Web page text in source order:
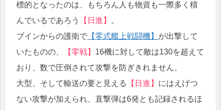
標的となったのは、もちろん人も物資も一際多く積
んでいるであろう
【日進】
。
ブインからの護衛で 【零式艦上戦闘機】 が出撃して
いたものの、
【零戦】 16機に対して敵は130を超えて
おり、数で圧倒されて攻撃を防ぎきれません。
大型、そして輸送の要と見える
【日進】 にはえげつ
ない攻撃が加えられ、直撃弾は6発とも記録されるほ